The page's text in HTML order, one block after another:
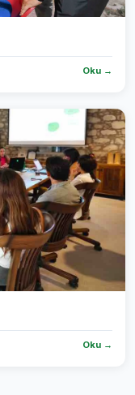
Oku →
Oku →